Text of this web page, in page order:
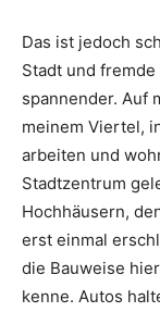
Das ist jedoch
Stadt und
spannender. Auf
meinem Viertel,
arbeiten und
Stadtzentrum
Hochhäusern,
erst einmal
die Bauweise
kenne. Autos